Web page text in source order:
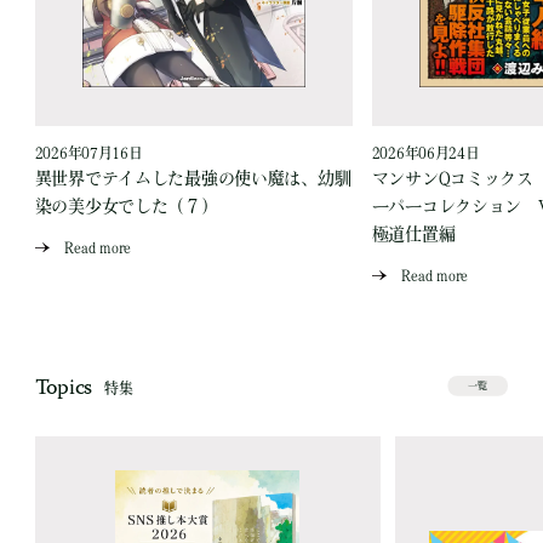
2026年07月16日
異世界でテイムした最強の使い魔は、幼馴
染の美少女でした（７）
Read more
2026年06月24日
マンサンQコミック
ーパーコレクション
極道仕置編
Read more
Topics 特集 一覧